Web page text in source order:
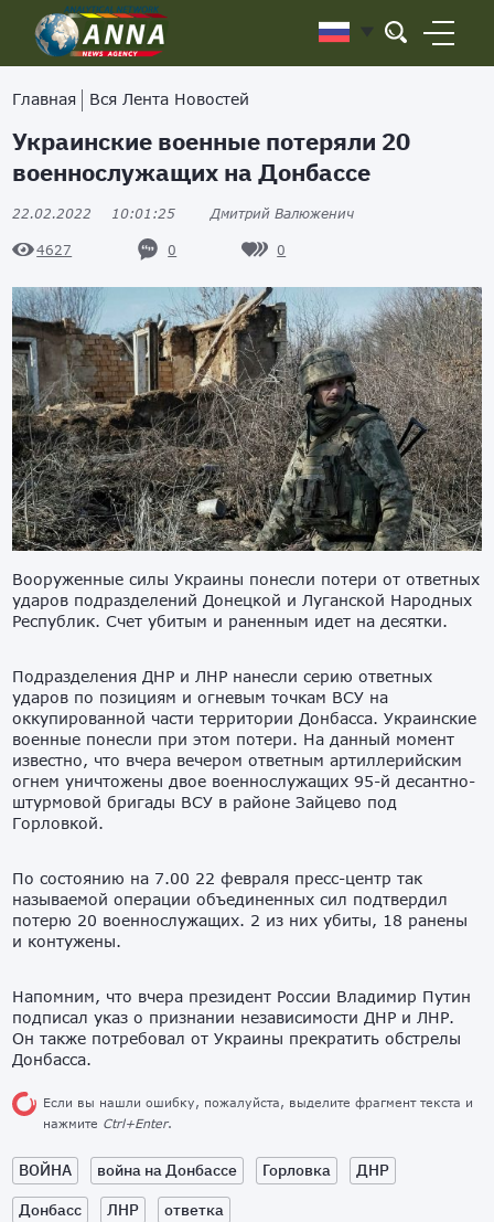
Главная Вся Лента Новостей
Украинские военные потеряли 20
военнослужащих на Донбассе
22.02.2022 10:01:25 Дмитрий Валюженич
4627 0 0
Вооруженные силы Украины понесли потери от ответных
ударов подразделений Донецкой и Луганской Народных
Республик. Счет убитым и раненным идет на десятки.
Подразделения ДНР и ЛНР нанесли серию ответных
ударов по позициям и огневым точкам ВСУ на
оккупированной части территории Донбасса. Украинские
военные понесли при этом потери. На данный момент
известно, что вчера вечером ответным артиллерийским
огнем уничтожены двое военнослужащих 95-й десантно-
штурмовой бригады ВСУ в районе Зайцево под
Горловкой.
По состоянию на 7.00 22 февраля пресс-центр так
называемой операции объединенных сил подтвердил
потерю 20 военнослужащих. 2 из них убиты, 18 ранены
и контужены.
Напомним, что вчера президент России Владимир Путин
подписал указ о признании независимости ДНР и ЛНР.
Он также потребовал от Украины прекратить обстрелы
Донбасса.
Если вы нашли ошибку, пожалуйста, выделите фрагмент текста и
нажмите Ctrl+Enter.
ВОЙНА война на Донбассе Горловка
ДНР
Донбасс
ЛНР ответка